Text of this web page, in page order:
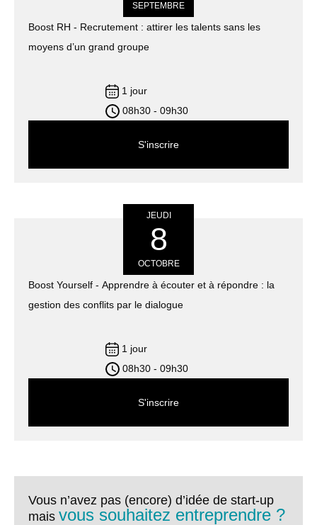
SEPTEMBRE
Boost RH - Recrutement : attirer les talents sans les
moyens d’un grand groupe
1 jour
08h30 - 09h30
S'inscrire
JEUDI
8
OCTOBRE
Boost Yourself - Apprendre à écouter et à répondre : la
gestion des conflits par le dialogue
1 jour
08h30 - 09h30
S'inscrire
Vous n’avez pas (encore) d’idée de start-up
mais vous souhaitez entreprendre ?